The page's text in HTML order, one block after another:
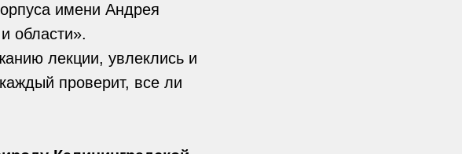
имени Андрея
области».
лекции, увлеклись и
проверит, все ли